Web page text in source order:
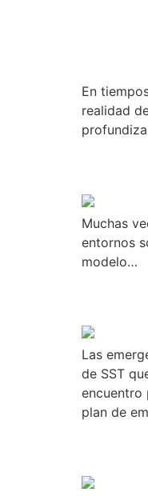
En
realidad
Muchas
entornos
modelo…
Las
de SST
encuentro
plan de